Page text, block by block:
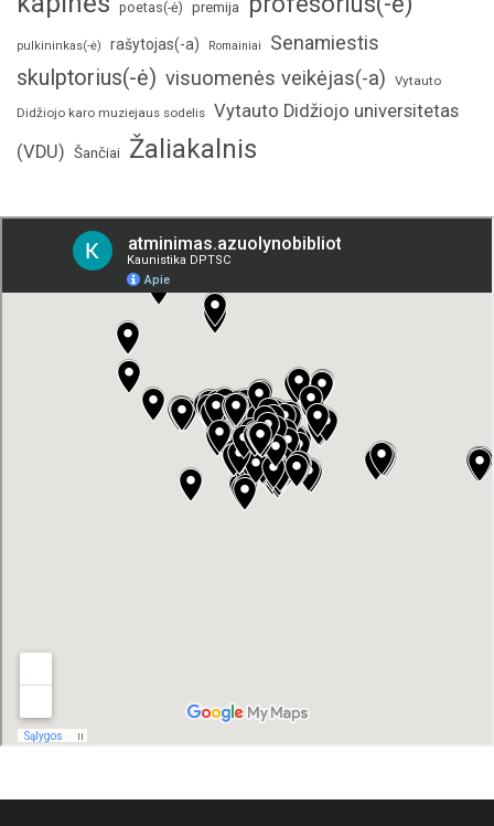
poetas(-ė) premija
pulkininkas(-ė) rašytojas(-a) Romainiai Senamiestis
skulptorius(-ė) visuomenės veikėjas(-a) Vytauto
Didžiojo karo muziejaus sodelis Vytauto Didžiojo universitetas
(VDU) Šančiai Žaliakalnis